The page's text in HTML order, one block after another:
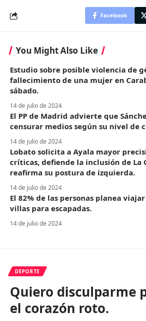
Facebook
You Might Also Like
Estudio sobre posible violencia de
fallecimiento de una mujer en
sábado.
14 de julio de 2024
El PP de Madrid advierte que
censurar medios según su nivel de
14 de julio de 2024
Lobato solicita a Ayala mayor
críticas, defiende la inclusión de La
reafirma su postura de izquierda.
14 de julio de 2024
El 82% de las personas planea
villas para escapadas.
14 de julio de 2024
DEPORTE
Quiero disculparme
el corazón roto.